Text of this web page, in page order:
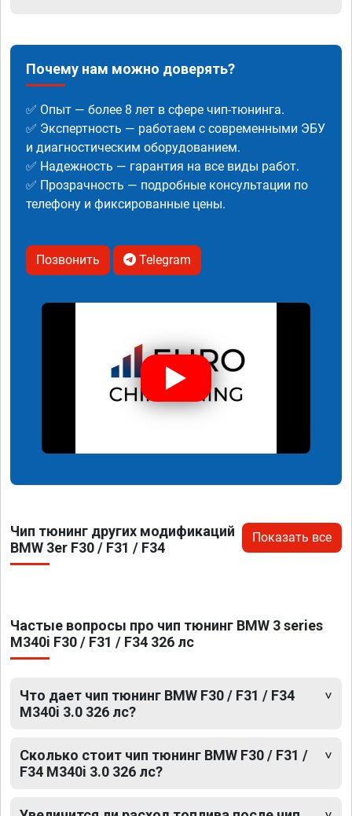
Почему нам можно доверять?
✅ Опыт — более 8 лет в сфере чип-тюнинга.
✅ Экспертность — работаем с современными ЭБУ
и диагностическим оборудованием.
✅ Надежность — гарантия на все виды работ.
✅ Прозрачность — подробные консультации по
телефону и фиксированные цены.
Позвонить Telegram
Чип тюнинг других модификаций
BMW 3er F30 / F31 / F34
Показать все
Частые вопросы про чип тюнинг BMW 3 series
M340i F30 / F31 / F34 326 лс
Что дает чип тюнинг BMW F30 / F31 / F34
M340i 3.0 326 лс?
Сколько стоит чип тюнинг BMW F30 / F31 /
F34 M340i 3.0 326 лс?